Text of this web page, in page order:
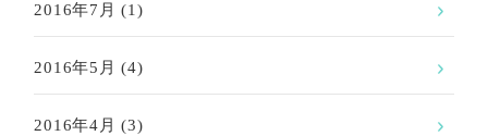
2016年7月 (1)
2016年5月 (4)
2016年4月 (3)